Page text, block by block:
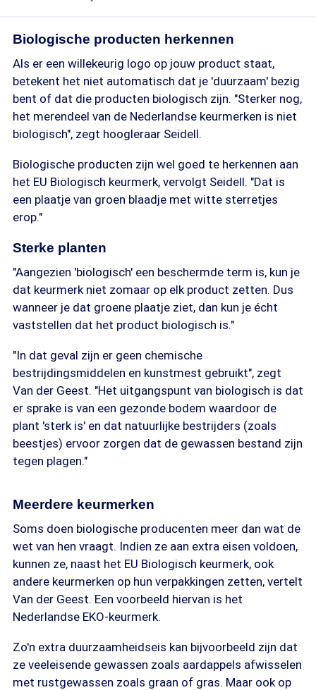
Biologische producten herkennen
Als er een willekeurig logo op jouw product staat,
betekent het niet automatisch dat je 'duurzaam' bezig
bent of dat die producten biologisch zijn. "Sterker nog,
het merendeel van de Nederlandse keurmerken is niet
biologisch", zegt hoogleraar Seidell.
Biologische producten zijn wel goed te herkennen aan
het EU Biologisch keurmerk, vervolgt Seidell. "Dat is
een plaatje van groen blaadje met witte sterretjes
erop."
Sterke planten
"Aangezien 'biologisch' een beschermde term is, kun je
dat keurmerk niet zomaar op elk product zetten. Dus
wanneer je dat groene plaatje ziet, dan kun je écht
vaststellen dat het product biologisch is."
"In dat geval zijn er geen chemische
bestrijdingsmiddelen en kunstmest gebruikt", zegt
Van der Geest. "Het uitgangspunt van biologisch is dat
er sprake is van een gezonde bodem waardoor de
plant 'sterk is' en dat natuurlijke bestrijders (zoals
beestjes) ervoor zorgen dat de gewassen bestand zijn
tegen plagen."
Meerdere keurmerken
Soms doen biologische producenten meer dan wat de
wet van hen vraagt. Indien ze aan extra eisen voldoen,
kunnen ze, naast het EU Biologisch keurmerk, ook
andere keurmerken op hun verpakkingen zetten, vertelt
Van der Geest. Een voorbeeld hiervan is het
Nederlandse EKO-keurmerk.
Zo'n extra duurzaamheidseis kan bijvoorbeeld zijn dat
ze veeleisende gewassen zoals aardappels afwisselen
met rustgewassen zoals graan of gras. Maar ook op